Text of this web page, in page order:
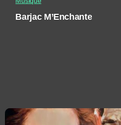
Barjac M’Enchante